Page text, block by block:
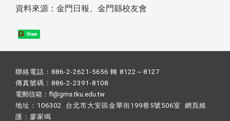
資料來源：金門日報、金門縣校友會
Share
聯絡電話：886-2-2621-5656 轉 8122～8127
傳真號碼：886-2-2391-8108
電郵信箱：fl@gms.tku.edu.tw
地址：106302 台北市大安區金華街199巷5號506室 網頁維
護： 廖家鳴​